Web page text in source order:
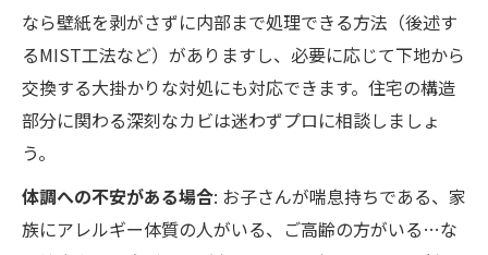
なら壁紙を剥がさずに内部まで処理できる方法（後述す
るMIST工法など）がありますし、必要に応じて下地から
交換する大掛かりな対処にも対応できます。住宅の構造
部分に関わる深刻なカビは迷わずプロに相談しましょ
う。
体調への不安がある場合: お子さんが喘息持ちである、家
族にアレルギー体質の人がいる、ご高齢の方がいる…な